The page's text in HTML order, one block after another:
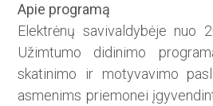
Apie programą
Elektrėnų savivaldybėje nuo
Užimtumo didinimo
skatinimo ir motyvavimo
asmenims priemonei